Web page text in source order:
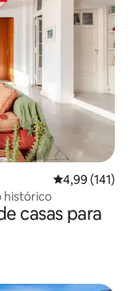
4,99 de uma
4,99 (141)
histórico
casas para